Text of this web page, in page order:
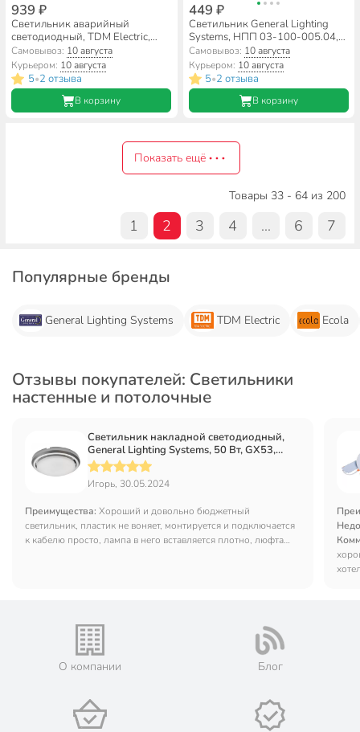
939 ₽
Светильник аварийный
светодиодный, TDM Electric,
ССА1-01, 2 Вт, 80 Лм, IP20,
36.3х15х2.3 см, 1.5 ч,
одностороний, зеленый,
SQ0349-0003
Самовывоз: 10 августа
Курьером: 10 августа
5•2 отзыва
В корзину
449 ₽
Светильник General Lighting
Systems, НПП 03-100-005.04,
100 Вт, E27, на 1 лампочку,
IP54, 21.2х21.2х10.4 см, с
решеткой, белый, 437849
Самовывоз: 10 августа
Курьером: 10 августа
5•2 отзыва
В корзину
Показать ещё
Товары 33 - 64 из 200
1 2 3 4 ... 6 7
Популярные бренды
General Lighting Systems TDM Electric Ecola
Отзывы покупателей: Светильники
настенные и потолочные
Светильник накладной светодиодный,
General Lighting Systems, 50 Вт, GX53,
IP20, 9.5х9.5х1.6 см, серебро, 661237
Игорь, 30.05.2024
Преимущества: Хороший и довольно бюджетный
светильник, пластик не воняет, монтируется и подключается
к кабелю просто, лампа в него вставляется плотно, люфта
О компании Блог